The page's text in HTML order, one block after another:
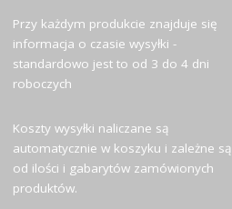
Przy każdym produkcie znajduje się
informacja o czasie wysyłki -
standardowo jest to od 3 do 4 dni
roboczych
Koszty wysyłki naliczane są
automatycznie w koszyku i zależne są
od ilości i gabarytów zamówionych
produktów.